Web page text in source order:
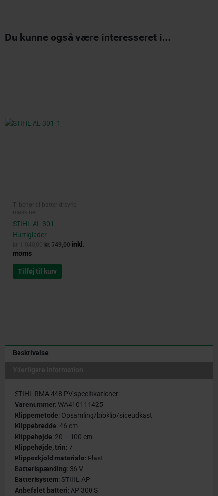
Du kunne også være interesseret i...
Tilbehør til batteridrevne
maskiner
STIHL AL 301
Hurtiglader
kr. 749,00 inkl.
moms
Tilføj til kurv
Beskrivelse
STIHL RMA 448 PV specifikationer:
Varenummer: WA410111425
Klippemetode: Opsamling/bioklip/sideudkast
Klippebredde: 46 cm
Klippehøjde: 20 – 100 cm
Klippehøjde, trin: 7
Klippeskjold materiale: Plast
Batterispænding: 36 V
Batterisystem: STIHL AP
Anbefalet batteri: AP 300 S